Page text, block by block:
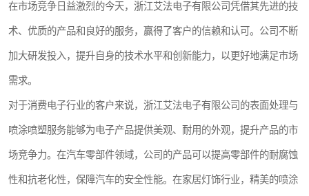
在市场竞争日益激烈的今天，浙江艾法电子有限公司凭借其先进的技
术、优质的产品和良好的服务，赢得了客户的信赖和认可。公司不断
加大研发投入，提升自身的技术水平和创新能力，以更好地满足市场
需求。
对于消费电子行业的客户来说，浙江艾法电子有限公司的表面处理与
喷涂喷塑服务能够为电子产品提供美观、耐用的外观，提升产品的市
场竞争力。在汽车零部件领域，公司的产品可以提高零部件的耐腐蚀
性和抗老化性，保障汽车的安全性能。在家居灯饰行业，精美的喷涂